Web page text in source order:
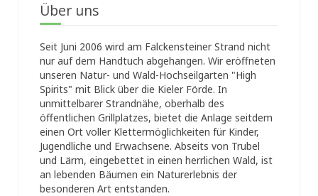
Über uns
Seit Juni 2006 wird am Falckensteiner Strand nicht
nur auf dem Handtuch abgehangen. Wir eröffneten
unseren Natur- und Wald-Hochseilgarten "High
Spirits" mit Blick über die Kieler Förde. In
unmittelbarer Strandnähe, oberhalb des
öffentlichen Grillplatzes, bietet die Anlage seitdem
einen Ort voller Klettermöglichkeiten für Kinder,
Jugendliche und Erwachsene. Abseits von Trubel
und Lärm, eingebettet in einen herrlichen Wald, ist
an lebenden Bäumen ein Naturerlebnis der
besonderen Art entstanden.